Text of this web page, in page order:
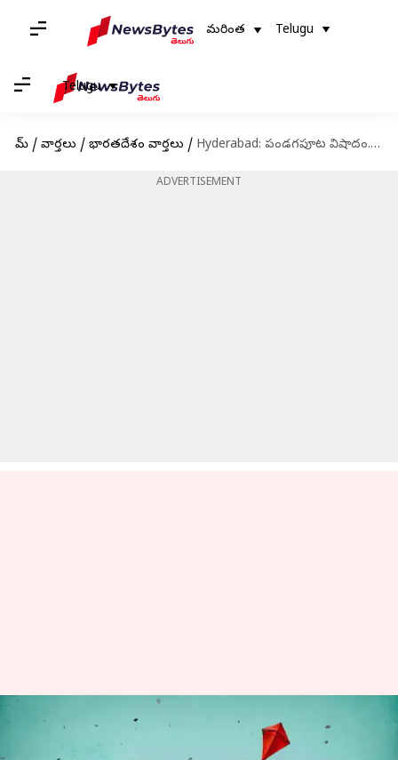
మరింత Telugu
Telugu
హోమ్ / వార్తలు / భారతదేశం వార్తలు / Hyderabad: పండగపూట విషాదం.. గాలిపటాలు ఎగురవేస్తూ 9 మంది మృతి
ADVERTISEMENT
Hyderabad: పండగపూట విషాదం..
గాలిపటాలు ఎగురవేస్తూ 9 మంది